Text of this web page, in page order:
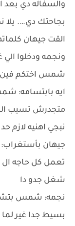
والسفاله دي بعد
بجاحتك دي…. يلا
القت جيهان
ونجمه ودخلوا
شمس اختكم فين
ايه بابتسامه:
متجدرش تسيب
نبجي اهنيه لازم
جيهان
تعمل كل حاجه
شغل جدو دا
نجمه: شمس
بسيط جدا غير